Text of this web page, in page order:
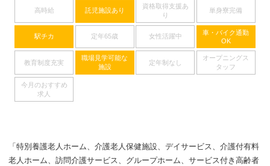
高時給 託児施設あり
資格取得支援あ
り
単身寮完備
駅チカ 定年65歳 女性活躍中
車・バイク通勤
OK
教育制度充実
職場見学可能な
施設
定年制なし
オープニングス
タッフ
今月のおすすめ
求人
「特別養護老人ホーム、介護老人保健施設、デイサービス、介護付有料
老人ホーム、訪問介護サービス、グループホーム、サービス付き高齢者